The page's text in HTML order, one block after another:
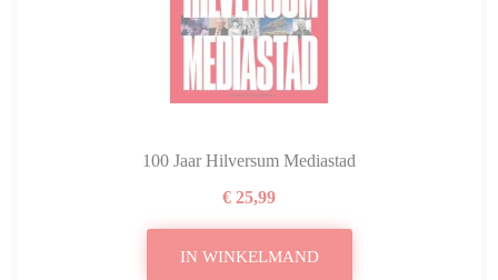
100 Jaar Hilversum Mediastad
€ 25,99
IN WINKELMAND